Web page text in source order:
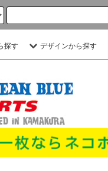
探す デザインから探す